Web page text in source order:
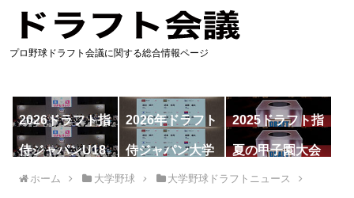
プロ野球ドラフト会議に関する総合情報ページ
2026ドラフト指
名予想
2026年ドラフト
候補
2025ドラフト指
名一覧
侍ジャパンU18
代表
侍ジャパン大学
代表
夏の甲子園大会
ホーム 大学野球 大学野球ドラフトニュース